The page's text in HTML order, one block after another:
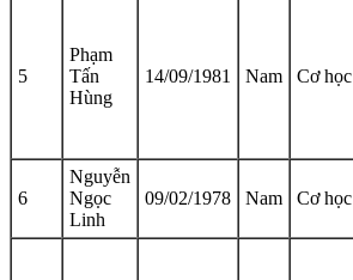
5
Phạm
Tấn
Hùng
14/09/1981 Nam Cơ học
6
Nguyễn
Ngọc
Linh
09/02/1978 Nam Cơ học